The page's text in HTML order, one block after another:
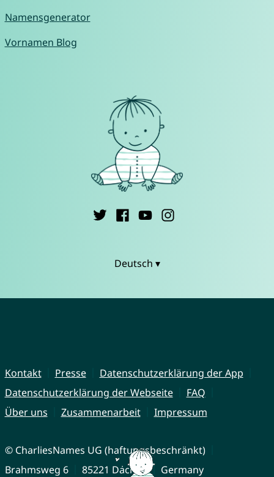
Namensgenerator
Vornamen Blog
Deutsch ▾
Kontakt Presse
Datenschutzerklärung der App
Datenschutzerklärung der Webseite
FAQ
Über uns
Zusammenarbeit Impressum
© CharliesNames UG (haftungsbeschränkt)
Brahmsweg 6
85221 Dachau Germany